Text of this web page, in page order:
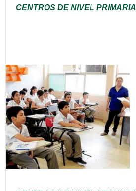
CENTROS DE NIVEL PRIMARIA